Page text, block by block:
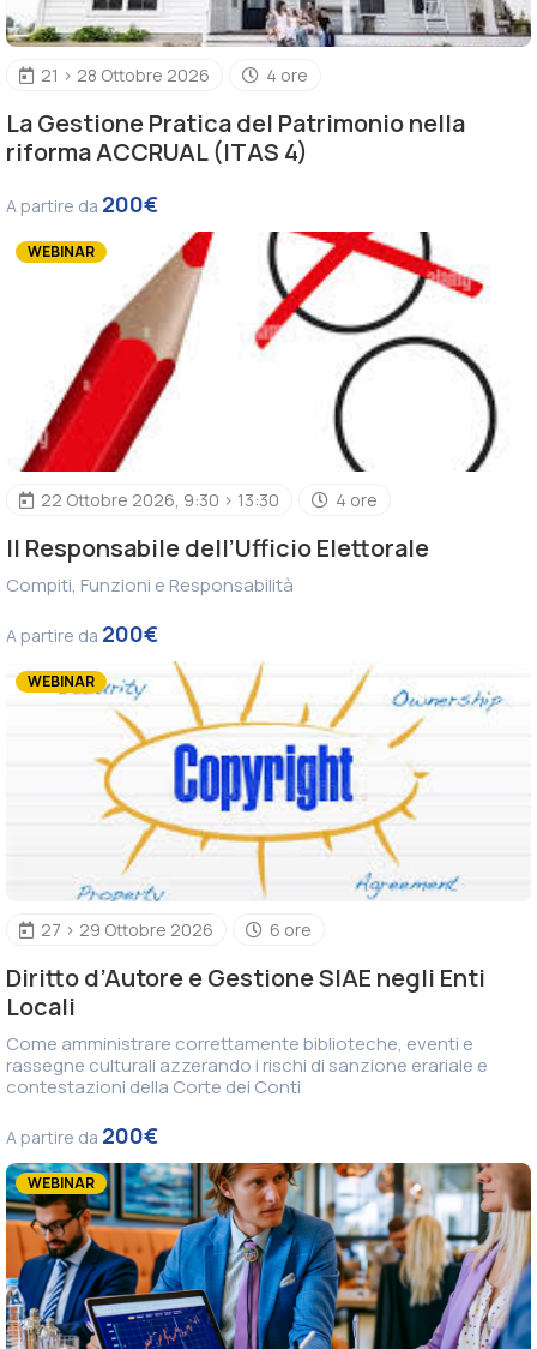
21 > 28 Ottobre 2026 4 ore
La Gestione Pratica del Patrimonio nella
riforma ACCRUAL (ITAS 4)
A partire da 200€
WEBINAR
22 Ottobre 2026, 9:30 > 13:30 4 ore
Il Responsabile dell’Ufficio Elettorale
Compiti, Funzioni e Responsabilità
A partire da 200€
WEBINAR
27 > 29 Ottobre 2026 6 ore
Diritto d’Autore e Gestione SIAE negli Enti
Locali
Come amministrare correttamente biblioteche, eventi e
rassegne culturali azzerando i rischi di sanzione erariale e
contestazioni della Corte dei Conti
A partire da 200€
WEBINAR